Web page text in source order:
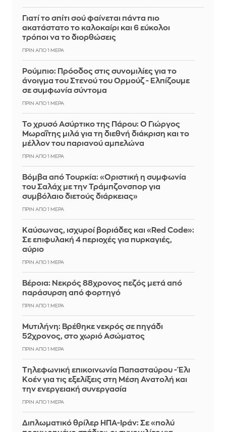
Γιατί το σπίτι σού φαίνεται πάντα πιο
ακατάστατο το καλοκαίρι και 6 εύκολοι
τρόποι να το διορθώσεις
ΠΡΙΝ ΑΠΌ 1 ΜΈΡΑ
Ρούμπιο: Πρόοδος στις συνομιλίες για το
άνοιγμα του Στενού του Ορμούζ - Ελπίζουμε
σε συμφωνία σύντομα
ΠΡΙΝ ΑΠΌ 1 ΜΈΡΑ
Το χρυσό Ασύρτικο της Πάρου: Ο Γιώργος
Μωραΐτης μιλά για τη διεθνή διάκριση και το
μέλλον του παριανού αμπελώνα
ΠΡΙΝ ΑΠΌ 1 ΜΈΡΑ
Βόμβα από Τουρκία: «Οριστική η συμφωνία
του Σαλάχ με την Τράμπζονσπορ για
συμβόλαιο διετούς διάρκειας»
ΠΡΙΝ ΑΠΌ 1 ΜΈΡΑ
Καύσωνας, ισχυροί βοριάδες και «Red Code»:
Σε επιφυλακή 4 περιοχές για πυρκαγιές,
αύριο
ΠΡΙΝ ΑΠΌ 1 ΜΈΡΑ
Βέροια: Νεκρός 88χρονος πεζός μετά από
παράσυρση από φορτηγό
ΠΡΙΝ ΑΠΌ 1 ΜΈΡΑ
Μυτιλήνη: Βρέθηκε νεκρός σε πηγάδι
52χρονος, στο χωριό Ασώματος
ΠΡΙΝ ΑΠΌ 1 ΜΈΡΑ
Τηλεφωνική επικοινωνία Παπασταύρου - Έλι
Κοέν για τις εξελίξεις στη Μέση Ανατολή και
την ενεργειακή συνεργασία
ΠΡΙΝ ΑΠΌ 1 ΜΈΡΑ
Διπλωματικό θρίλερ ΗΠΑ-Ιράν: Σε «πολύ